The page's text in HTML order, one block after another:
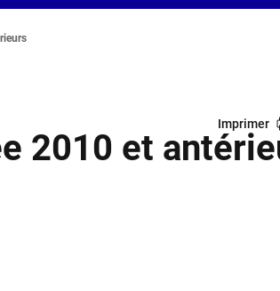
Imprimer
2010 et